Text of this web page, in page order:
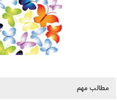
مطالب مهم